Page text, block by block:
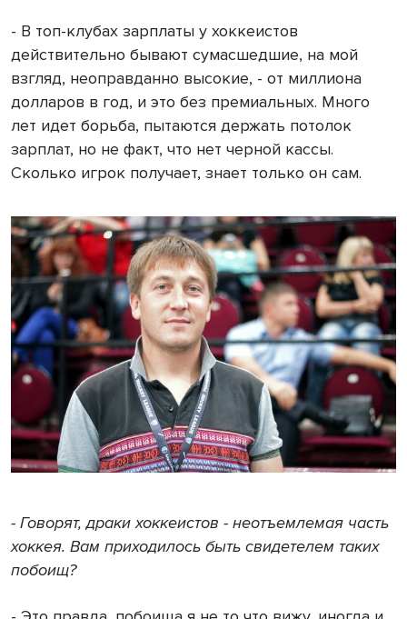
- В топ-клубах зарплаты у хоккеистов
действительно бывают сумасшедшие, на мой
взгляд, неоправданно высокие, - от миллиона
долларов в год, и это без премиальных. Много
лет идет борьба, пытаются держать потолок
зарплат, но не факт, что нет черной кассы.
Сколько игрок получает, знает только он сам.
- Говорят, драки хоккеистов - неотъемлемая часть
хоккея. Вам приходилось быть свидетелем таких
побоищ?